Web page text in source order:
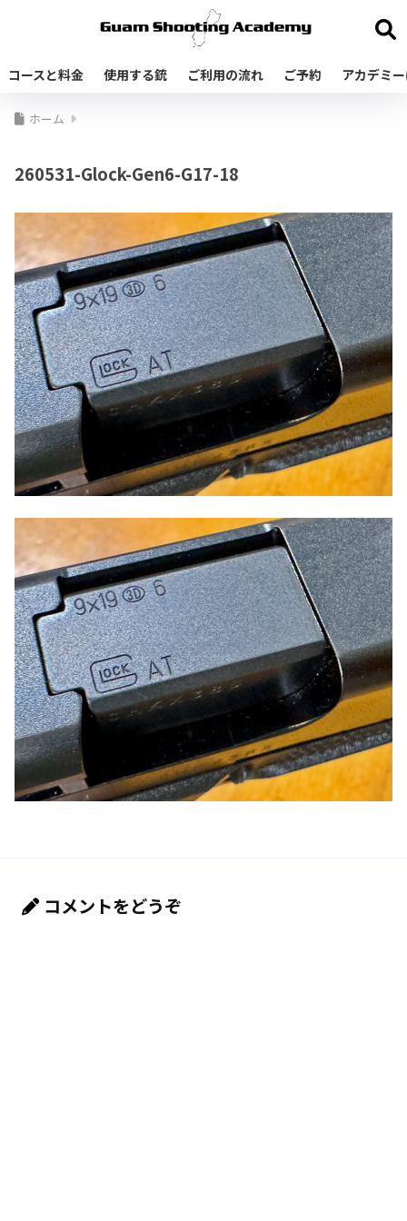
コースと料金 使用する銃 ご利用の流れ ご予約 アカデミ
ホーム
260531-Glock-Gen6-G17-18
コメントをどうぞ